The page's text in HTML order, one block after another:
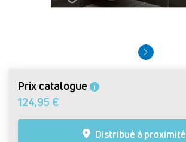
Prix catalogue i
124,95 €
Distribué à proximité